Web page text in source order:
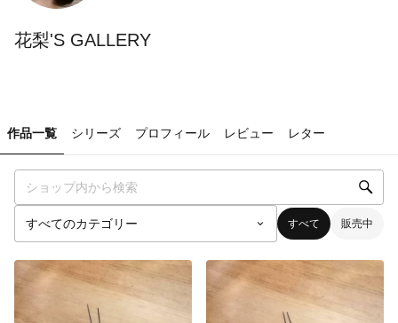
花梨'S GALLERY
作品一覧 シリーズ プロフィール レビュー レター
すべて 販売中